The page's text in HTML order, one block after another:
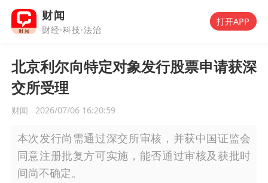
财闻
财经·科技·法治
打开APP
北京利尔向特定对象发行股票申请获深
交所受理
财闻 2026/07/06 16:20:59
本次发行尚需通过深交所审核，并获中国证监会
同意注册批复方可实施，能否通过审核及获批时
间尚不确定。